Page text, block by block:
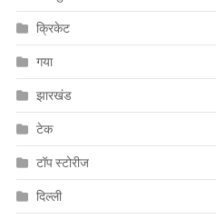
क्रिकेट
गया
झारखंड
टेक
टॉप स्टोरीज
दिल्ली